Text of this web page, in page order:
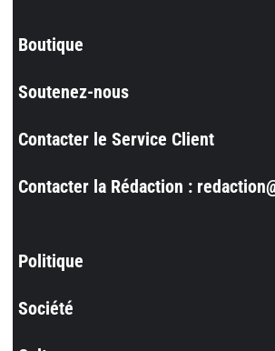
Boutique
Soutenez-nous
Contacter le Service Client
Contacter la Rédaction :
Politique
Société